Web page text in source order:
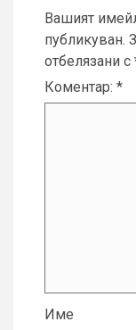
Вашият
публикуван.
отбелязани с
Коментар: *
Име